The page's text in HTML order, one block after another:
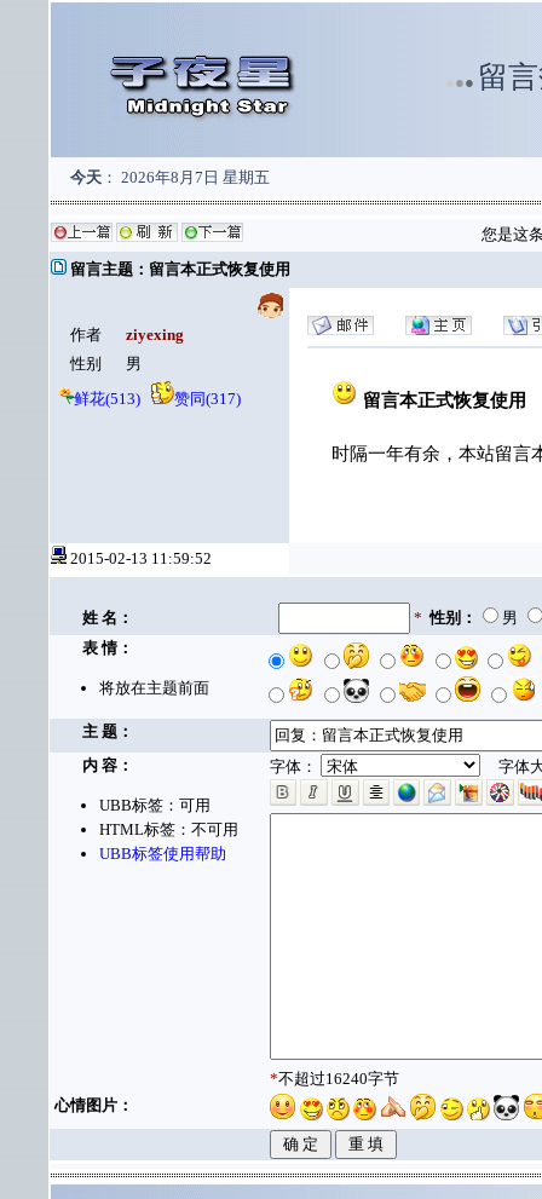
● ●● 留
今天 ： 2026年8月7日 星期五
您是这
留言主题：留言本正式恢复使用
作者
ziyexing
性别
男
鲜花(513)
赞同(317) 留言本正式恢复使用
时隔一年有余，本站留言
2015-02-13 11:59:52
姓 名： * 性别：
男
表 情：
将放在主题前面
主 题：
内 容：
UBB标签：可用
HTML标签：不可用
UBB标签使用帮助
字体： 字体
*不超过16240字节
心情图片：